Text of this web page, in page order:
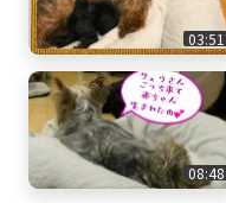
03:51
08:48